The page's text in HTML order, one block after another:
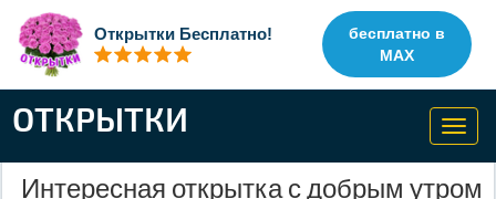
Открытки Бесплатно!
бесплатно в
MAX
ОТКРЫТКИ
Интересная открытка с добрым утром